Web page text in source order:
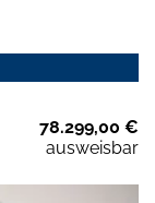
78.299,00 €
ausweisbar